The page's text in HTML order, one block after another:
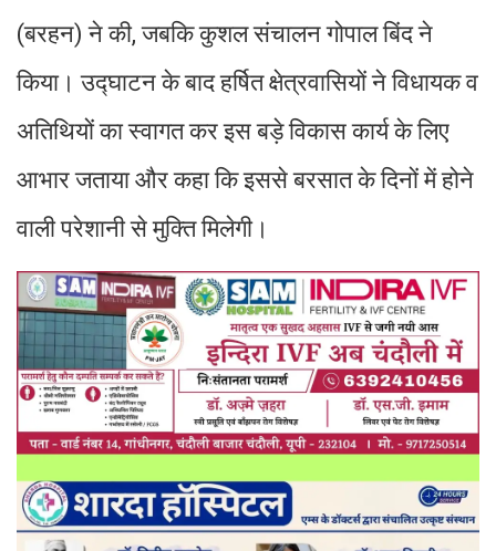
(बरहन) ने की, जबकि कुशल संचालन गोपाल बिंद ने
किया। उद्घाटन के बाद हर्षित क्षेत्रवासियों ने विधायक व
अतिथियों का स्वागत कर इस बड़े विकास कार्य के लिए
आभार जताया और कहा कि इससे बरसात के दिनों में होने
वाली परेशानी से मुक्ति मिलेगी।